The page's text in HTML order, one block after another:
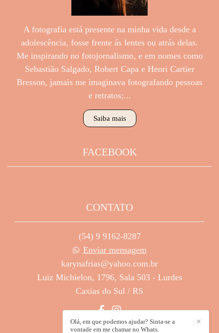
A fotografia está presente na minha vida desde a
adolescência, fosse frente ás lentes ou atrás delas.
Me inspirando no fotojornalismo, e em nomes como
Sebastião Salgado, Robert Capa e Henri Cartier
Bresson, jamais me imaginava fotografando pessoas
e retratos;...
Saiba mais
FACEBOOK
CONTATO
(54) 9 9162-8287
Enviar mensagem
karynafrias@yahoo.com.br
Luiz Michielon, 1796, Sala 503 - Lurdes
Caxias do Sul / RS
✕
Olá, em que podemos ajudar? Sinta-se a
vontade em me chamar no Whats.